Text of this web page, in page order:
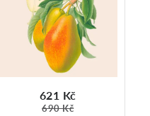
621 Kč
690 Kč